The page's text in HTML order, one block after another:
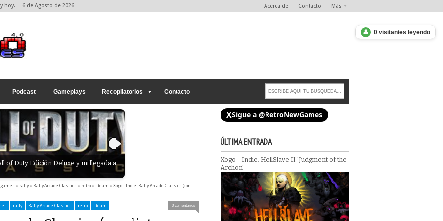
hoy. 6 de Agosto de 2026 Acerca de Contacto Más
Podcast Gameplays Recopilatorios Contacto
of Duty Edición Deluxe y mi llegada a
Entrevista con los desarrolladores de Blightstone, el
Xogo - Indie: Denshattack
» rally» Rally Arcade Classics » retro » steam » Xogo - Indie: Rally Arcade Classics (con
rally Rally Arcade Classics retro steam 0 comentarios
XSigue a @RetroNewGames
👤 0 visitantes leyendo
ÚLTIMA ENTRADA
Xogo - Indie: HellSlave II 'Judgment of the
Archon'